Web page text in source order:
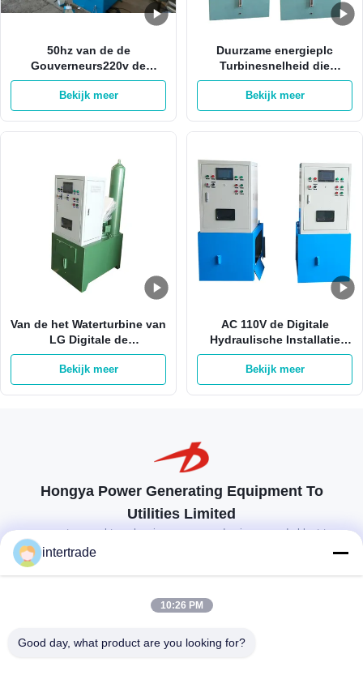
50hz van de de
Gouverneurs220v de
Hydroturbine van de
turbinesnelheid
Gouverneur ISO9001
Bekijk meer
Duurzame energieplc
Turbinesnelheid die
Systeem voor 1mw-
Generator regeren
Bekijk meer
Van de het Waterturbine van
LG Digitale de
Gouverneurs220v AC
gelijkstroom Slimme
Controle
Bekijk meer
AC 110V de Digitale
Hydraulische Installatie
50hz van In Hydro Power
van de
Snelheidsgouverneur
Bekijk meer
Hongya Power Generating Equipment To
Utilities Limited
op maat gemaakte oplossingen om aan de eisen van de klant te
86-28-37561966-8:00
intertrade
10:26 PM
Good day, what product are you looking for?